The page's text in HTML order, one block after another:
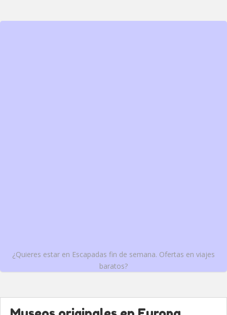
¿Quieres estar en Escapadas fin de semana. Ofertas en viajes
baratos?